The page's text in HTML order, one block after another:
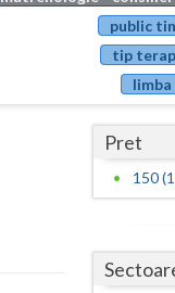
public
tip
limba
Pret
150